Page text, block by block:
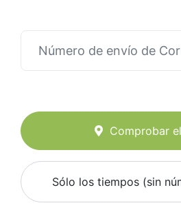
Comprobar
Sólo los tiempos (sin